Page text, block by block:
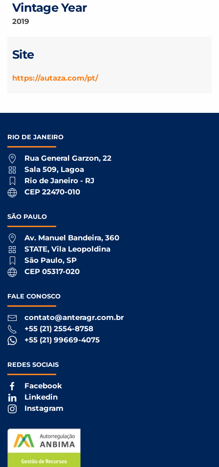
Vintage Year
2019
Site
https://autaza.com/pt/
RIO DE JANEIRO
Rua General Garzon, 22
Sala 509, Lagoa
Rio de Janeiro - RJ
CEP 22470-010
SÃO PAULO
Av. Manuel Bandeira, 360
STATE, Vila Leopoldina
São Paulo, SP
CEP 05317-020
FALE CONOSCO
contato@anteragr.com.br
+55 (21) 2554-8758
+55 (21) 99669-4075
REDES SOCIAIS
Facebook
Linkedin
Instagram